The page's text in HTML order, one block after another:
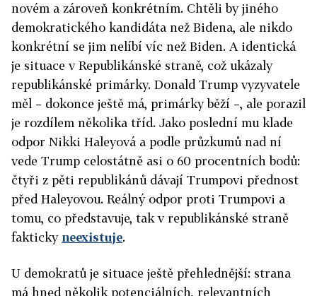
novém a zároveň konkrétním. Chtěli by jiného
demokratického kandidáta než Bidena, ale nikdo
konkrétní se jim nelíbí víc než Biden. A identická
je situace v Republikánské straně, což ukázaly
republikánské primárky. Donald Trump vyzyvatele
měl – dokonce ještě má, primárky běží –, ale porazil
je rozdílem několika tříd. Jako poslední mu klade
odpor Nikki Haleyová a podle průzkumů nad ní
vede Trump celostátně asi o 60 procentních bodů:
čtyři z pěti republikánů dávají Trumpovi přednost
před Haleyovou. Reálný odpor proti Trumpovi a
tomu, co představuje, tak v republikánské straně
fakticky neexistuje.
U demokratů je situace ještě přehlednější: strana
má hned několik potenciálních, relevantních